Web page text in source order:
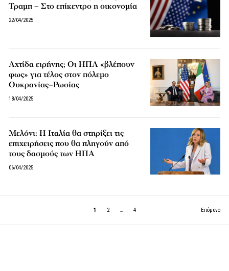
Τραμπ – Στο επίκεντρο η οικονομία
22/04/2025
Αχτίδα ειρήνης; Οι ΗΠΑ «βλέπουν
φως» για τέλος στον πόλεμο
Ουκρανίας–Ρωσίας
18/04/2025
Μελόνι: Η Ιταλία θα στηρίξει τις
επιχειρήσεις που θα πληγούν από
τους δασμούς των ΗΠΑ
06/04/2025
1 2 … 4 Επόμενο